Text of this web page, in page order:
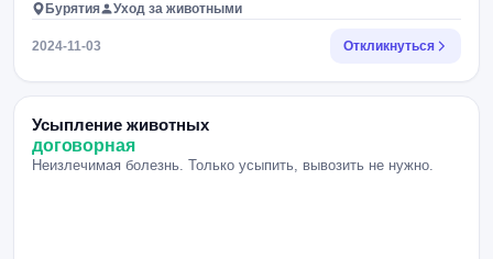
Бурятия Уход за животными
2024-11-03 Откликнуться
Усыпление животных
договорная
Неизлечимая болезнь. Только усыпить, вывозить не нужно.